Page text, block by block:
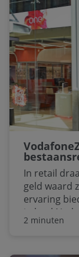
In retail
geld waard
ervaring
in heel
winkel is
2 minuten